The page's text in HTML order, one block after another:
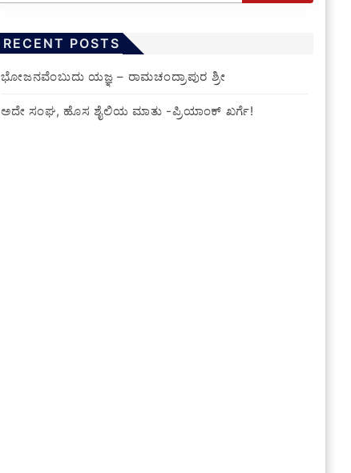
RECENT POSTS
ಭೋಜನವೆಂಬುದು ಯಜ್ಞ – ರಾಮಚಂದ್ರಾಪುರ ಶ್ರೀ
ಅದೇ ಸಂಘ, ಹೊಸ ಶೈಲಿಯ ಮಾತು -ಪ್ರಿಯಾಂಕ್ ಖರ್ಗೆ!